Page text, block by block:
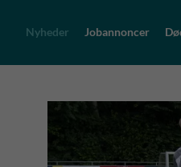
Nyheder Jobannoncer